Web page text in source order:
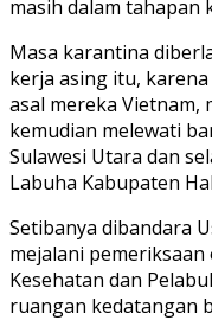
masih dalam tahapan
Masa karantina
kerja asing itu,
asal mereka Vietnam,
kemudian melewati
Sulawesi Utara dan
Labuha Kabupaten
Setibanya dibandara
mejalani
Kesehatan dan
ruangan kedatangan